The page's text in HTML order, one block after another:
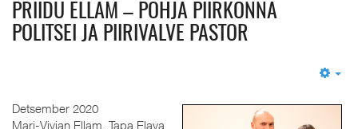
PRIIDU ELLAM – PÕHJA PIIRKONNA
POLITSEI JA PIIRIVALVE PASTOR
Detsember 2020
Mari-Vivian Ellam, Tapa Elava